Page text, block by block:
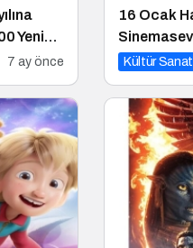
Yeni
7 ay önce
16 Ocak
Kültür Sanat